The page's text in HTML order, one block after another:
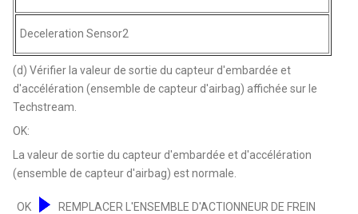
Deceleration Sensor2
(d) Vérifier la valeur de sortie du capteur d'embardée et
d'accélération (ensemble de capteur d'airbag) affichée sur le
Techstream.
OK:
La valeur de sortie du capteur d'embardée et d'accélération
(ensemble de capteur d'airbag) est normale.
OK REMPLACER L'ENSEMBLE D'ACTIONNEUR DE FREIN